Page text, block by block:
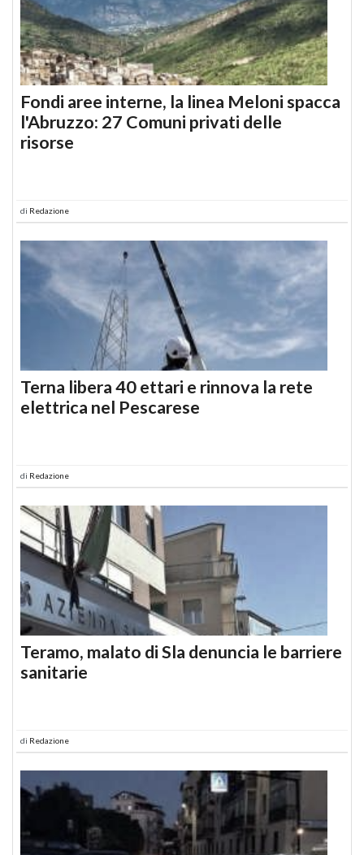
Fondi aree interne, la linea Meloni spacca
l'Abruzzo: 27 Comuni privati delle
risorse
di Redazione
Terna libera 40 ettari e rinnova la rete
elettrica nel Pescarese
di Redazione
Teramo, malato di Sla denuncia le barriere
sanitarie
di Redazione